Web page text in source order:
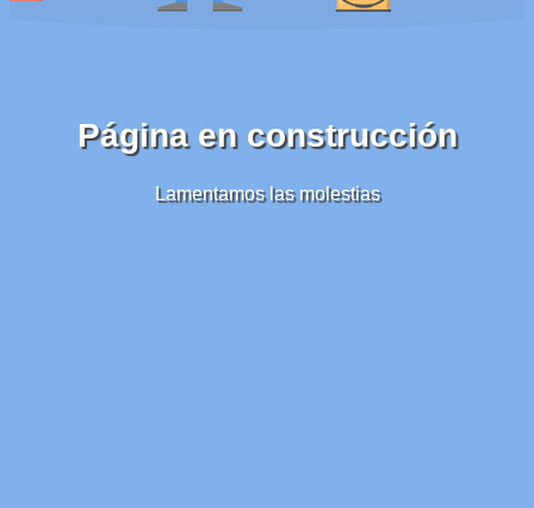
Página en construcción
Lamentamos las molestias